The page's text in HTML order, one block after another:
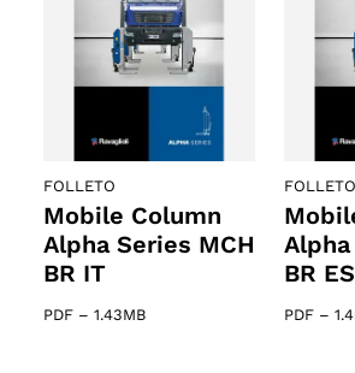
FOLLETO
Mobile Column
Alpha Series MCH
BR IT
PDF – 1.43MB
FOLLETO
BR ES
PDF –